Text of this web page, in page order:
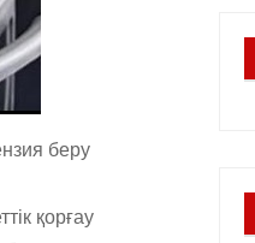
беру
қорғау